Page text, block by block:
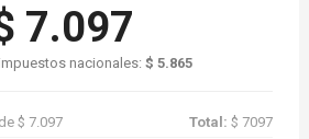
7.097
nacionales: $ 5.865
de $ 7.097 Total:$ 7097